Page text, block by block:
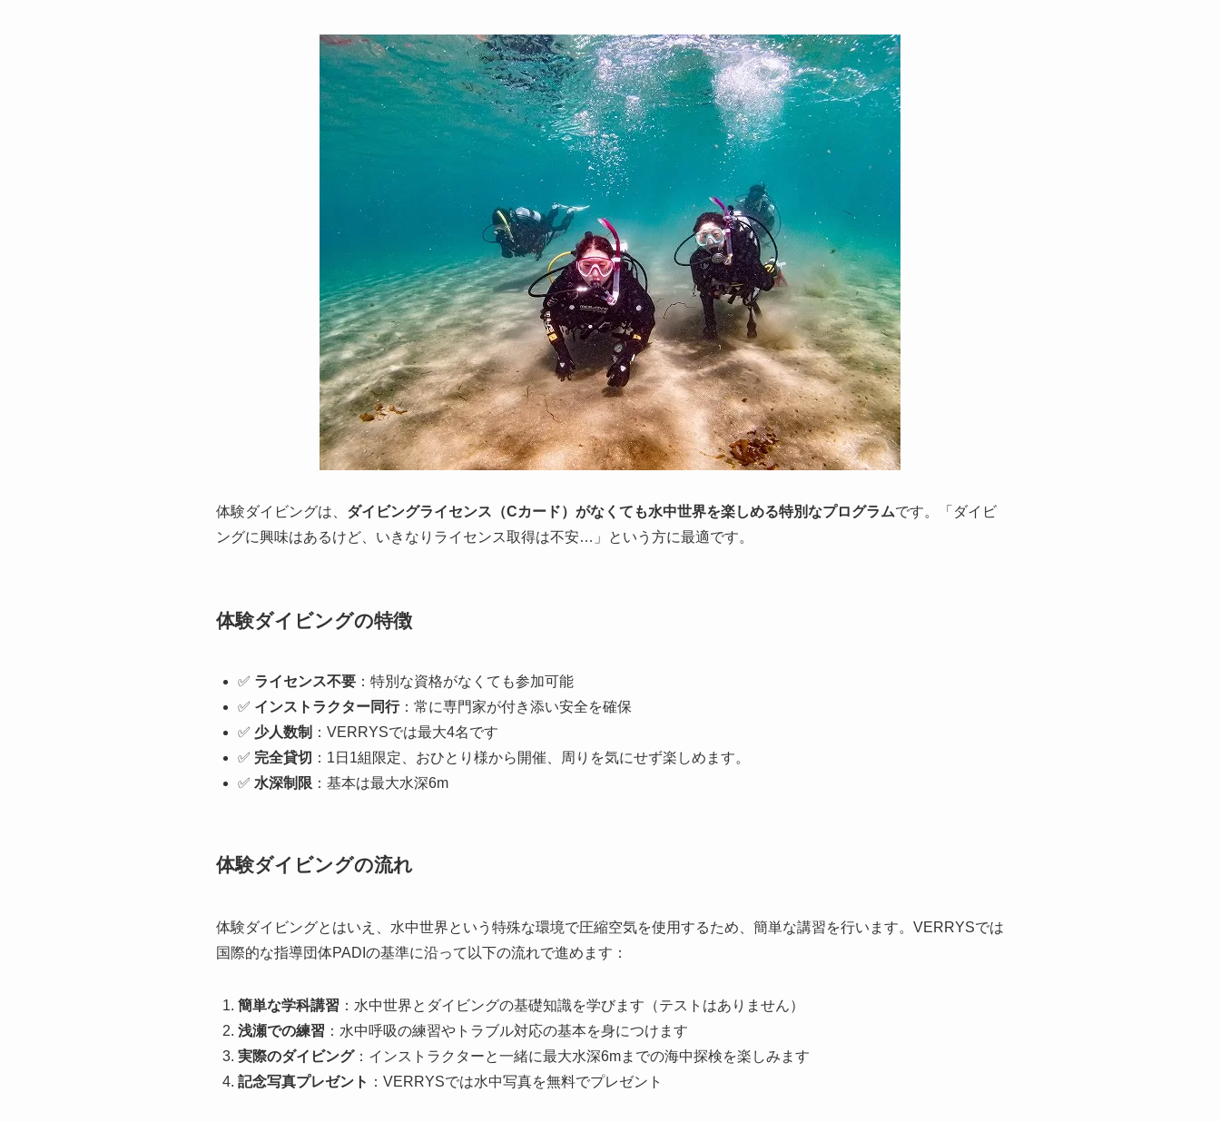
体験ダイビングは、 ダイビングライセンス（Cカード）がなくても水中世界を楽しめる特別なプログラムです。「ダイビ
ングに興味はあるけど、いきなりライセンス取得は不安…」という方に最適です。
体験ダイビングの特徴
✅ ライセンス不要 ：特別な資格がなくても参加可能
✅ インストラクター同行：常に専門家が付き添い安全を確保
✅ 少人数制 ：VERRYSでは最大4名です
✅ 完全貸切 ：1日1組限定、おひとり様から開催、周りを気にせず楽しめます。
✅ 水深制限 ：基本は最大水深6m
体験ダイビングの流れ
体験ダイビングとはいえ、水中世界という特殊な環境で圧縮空気を使用するため、簡単な講習を行います。VERRYSでは
国際的な指導団体PADIの基準に沿って以下の流れで進めます：
簡単な学科講習 ：水中世界とダイビングの基礎知識を学びます（テストはありません）
浅瀬での練習 ：水中呼吸の練習やトラブル対応の基本を身につけます
実際のダイビング：インストラクターと一緒に最大水深6mまでの海中探検を楽しみます
記念写真プレゼント ：VERRYSでは水中写真を無料でプレゼント